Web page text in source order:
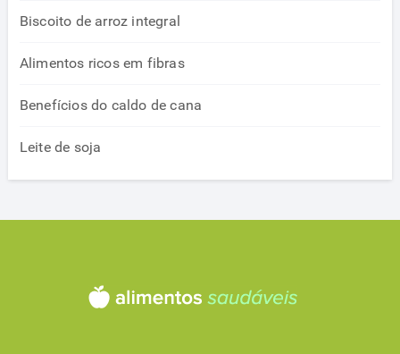
Biscoito de arroz integral
Alimentos ricos em fibras
Benefícios do caldo de cana
Leite de soja